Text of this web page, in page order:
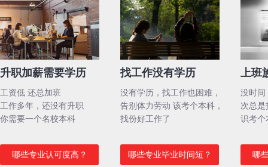
升职加薪需要学历
工资低 还总加班
工作多年，还没有升职
你需要一个名校本科
哪些专业认可度高？
找工作没有学历
没有学历，找工作也困难，
告别体力劳动 该考个本科，
找份好工作了
哪些专业毕业时间短？
上班
没时间
次总是
识考个
哪